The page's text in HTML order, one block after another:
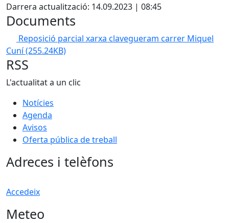
Darrera actualització: 14.09.2023 | 08:45
Documents
Reposició parcial xarxa clavegueram carrer Miquel
Cuní(255.24KB)
RSS
L'actualitat a un clic
Notícies
Agenda
Avisos
Oferta pública de treball
Adreces i telèfons
Accedeix
Meteo